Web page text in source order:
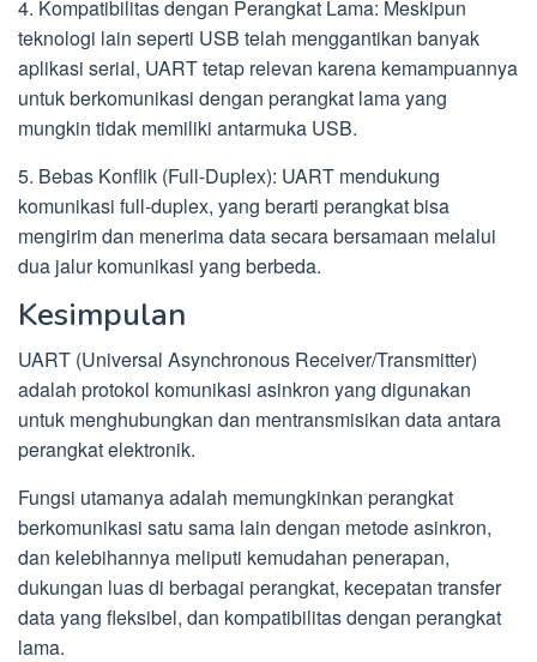
4. Kompatibilitas dengan Perangkat Lama: Meskipun
teknologi lain seperti USB telah menggantikan banyak
aplikasi serial, UART tetap relevan karena kemampuannya
untuk berkomunikasi dengan perangkat lama yang
mungkin tidak memiliki antarmuka USB.
5. Bebas Konflik (Full-Duplex): UART mendukung
komunikasi full-duplex, yang berarti perangkat bisa
mengirim dan menerima data secara bersamaan melalui
dua jalur komunikasi yang berbeda.
Kesimpulan
UART (Universal Asynchronous Receiver/Transmitter)
adalah protokol komunikasi asinkron yang digunakan
untuk menghubungkan dan mentransmisikan data antara
perangkat elektronik.
Fungsi utamanya adalah memungkinkan perangkat
berkomunikasi satu sama lain dengan metode asinkron,
dan kelebihannya meliputi kemudahan penerapan,
dukungan luas di berbagai perangkat, kecepatan transfer
data yang fleksibel, dan kompatibilitas dengan perangkat
lama.